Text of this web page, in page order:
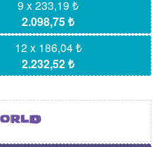
9 x 233,19 ₺
2.098,75 ₺
12 x 186,04 ₺
2.232,52 ₺